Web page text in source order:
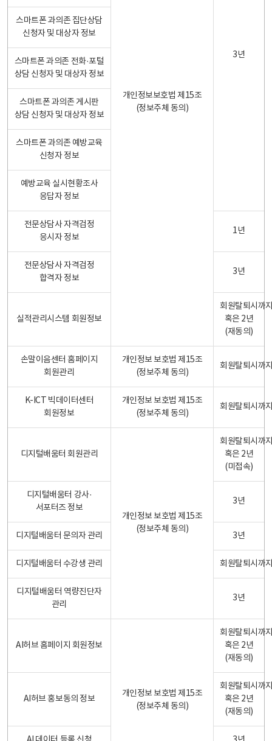
개인정보보호법 제15조
(정보주체 동의)
3년
스마트폰 과의존 집단상담
신청자 및 대상자 정보
스마트폰 과의존 전화·포털
상담 신청자 및 대상자 정보
스마트폰 과의존 게시판
상담 신청자 및 대상자 정보
스마트폰 과의존 예방교육
신청자 정보
예방교육 실시현황조사
응답자 정보
전문상담사 자격검정
응시자 정보
1년
전문상담사 자격검정
합격자 정보
3년
실적관리시스템 회원정보
회원탈퇴시까
혹은 2년
(재동의)
손말이음센터 홈페이지
회원관리
개인정보 보호법 제15조
(정보주체 동의)
회원탈퇴시까
K-ICT 빅데이터센터
회원정보
개인정보 보호법 제15조
(정보주체 동의)
회원탈퇴시까
디지털배움터 회원관리
개인정보 보호법 제15조
(정보주체 동의)
회원탈퇴시까
혹은 2년
(미접속)
디지털배움터 강사·
서포터즈 정보
3년
디지털배움터 문의자 관리 3년
디지털배움터 수강생 관리 회원탈퇴시까
디지털배움터 역량진단자
관리
3년
AI허브 홈페이지 회원정보
개인정보 보호법 제15조
(정보주체 동의)
회원탈퇴시까
혹은 2년
(재동의)
AI허브 홍보동의 정보
회원탈퇴시까
혹은 2년
(재동의)